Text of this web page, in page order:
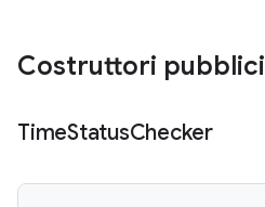
Costruttori pubblici
TimeStatusChecker